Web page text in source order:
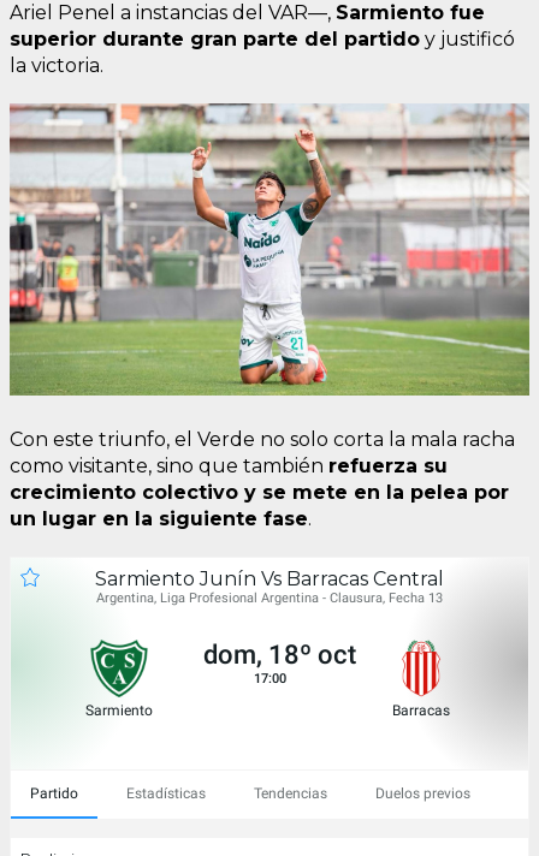
Ariel Penel a instancias del VAR—, Sarmiento fue
superior durante gran parte del partido y justificó
la victoria.
Con este triunfo, el Verde no solo corta la mala racha
como visitante, sino que también refuerza su
crecimiento colectivo y se mete en la pelea por
un lugar en la siguiente fase.
Sarmiento Junín Vs Barracas Central
Argentina, Liga Profesional Argentina - Clausura, Fecha 13
Sarmiento
dom, 18º oct
17:00
Barracas
Partido Estadísticas Tendencias Duelos previos